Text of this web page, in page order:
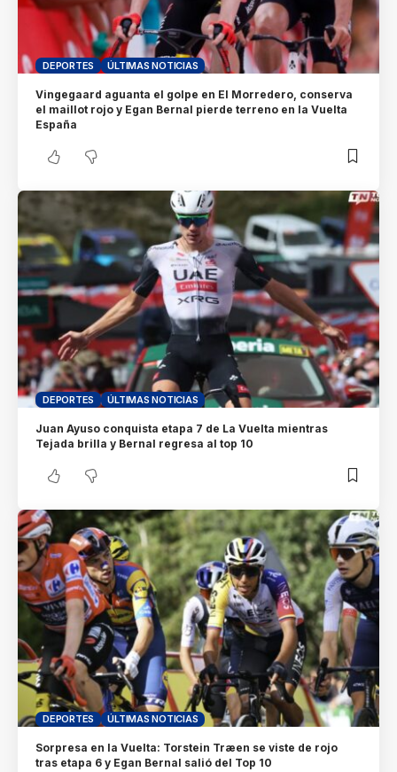
DEPORTES ÚLTIMAS NOTICIAS
Vingegaard aguanta el golpe en El Morredero, conserva
el maillot rojo y Egan Bernal pierde terreno en la Vuelta
España
DEPORTES ÚLTIMAS NOTICIAS
Juan Ayuso conquista etapa 7 de La Vuelta mientras
Tejada brilla y Bernal regresa al top 10
DEPORTES ÚLTIMAS NOTICIAS
Sorpresa en la Vuelta: Torstein Træen se viste de rojo
tras etapa 6 y Egan Bernal salió del Top 10